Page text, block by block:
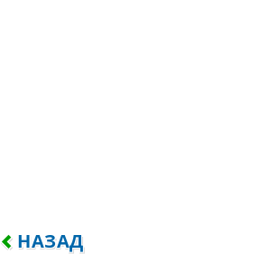
ПРЕДЫДУЩИЙ: БОЛТУН
НАЗАД